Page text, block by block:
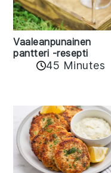
Vaaleanpunainen
pantteri -resepti
45 Minutes